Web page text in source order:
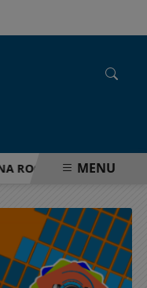
DOS ANOS 80 E 90
MENU